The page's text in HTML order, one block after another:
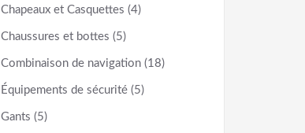
Chapeaux et Casquettes (4)
Chaussures et bottes (5)
Combinaison de navigation (18)
Équipements de sécurité (5)
Gants (5)